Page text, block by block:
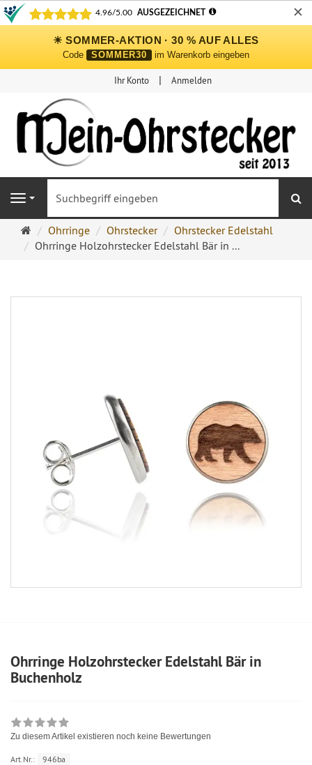
✕
☀ SOMMER-AKTION · 30 % AUF ALLES
Code SOMMER30 im Warenkorb eingeben
Ihr Konto Anmelden
Navigation
Ohrringe
Ohrstecker
Ohrringe Ohrstecker
Ohrstecker Edelstahl
Ohrringe Holzohrstecker Edelstahl Bär in ...
Ohrringe Holzohrstecker Edelstahl Bär in
Buchenholz
Zu diesem Artikel existieren noch keine Bewertungen
Art.Nr.: 946ba